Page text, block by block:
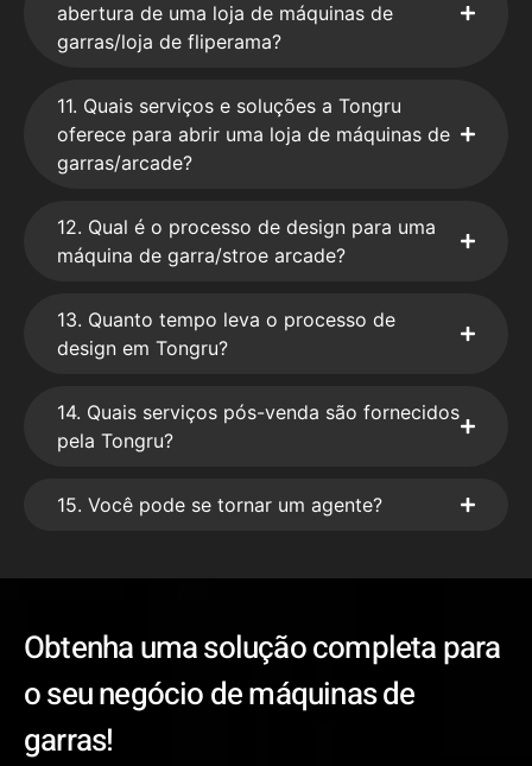
abertura de uma loja de máquinas de
garras/loja de fliperama?
11. Quais serviços e soluções a Tongru
oferece para abrir uma loja de máquinas de
garras/arcade?
12. Qual é o processo de design para uma
máquina de garra/stroe arcade?
13. Quanto tempo leva o processo de
design em Tongru?
14. Quais serviços pós-venda são fornecidos
pela Tongru?
15. Você pode se tornar um agente?
Obtenha uma solução completa para
o seu negócio de máquinas de
garras!